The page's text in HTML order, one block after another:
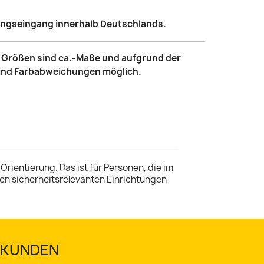
innerhalb Deutschlands.
sind ca.-Maße und aufgrund der
Farbabweichungen möglich.
Das ist für Personen, die im
sicherheitsrelevanten Einrichtungen